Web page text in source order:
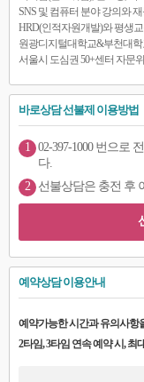
SNS 및 컴퓨터 분야 강의와
HRD(인적자원개발)와 평생
원광디지털대학교&부천대
서울시 도심권 50+센터 자문
바로상담 선불제 이용방법
1 02-397-1000 번으로
다.
2
선불상담은 충전 후
예약상담 이용안내
예약가능한 시간과 유의사항
2타임, 3타임 연속 예약 시, 최